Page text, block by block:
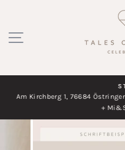
Inhalt
Am Kirchberg 1, 76684
+